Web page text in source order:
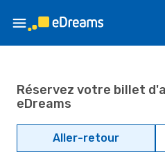
Réservez votre billet
eDreams
Aller-retour